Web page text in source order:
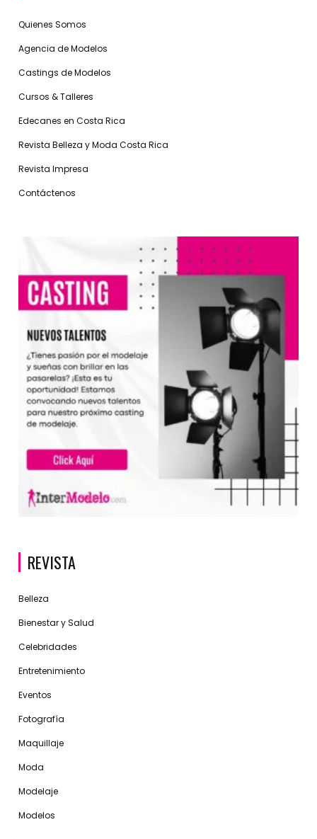
Quienes Somos
Agencia de Modelos
Castings de Modelos
Cursos & Talleres
Edecanes en Costa Rica
Revista Belleza y Moda Costa Rica
Revista Impresa
Contáctenos
REVISTA
Belleza
Bienestar y Salud
Celebridades
Entretenimiento
Eventos
Fotografía
Maquillaje
Moda
Modelaje
Modelos